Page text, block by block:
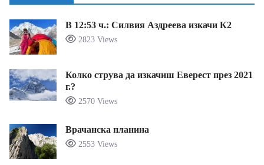
В 12:53 ч.: Силвия Аздреева изкачи К2
2823 Views
Колко струва да изкачиш Еверест през 2021
г.?
2570 Views
Врачанска планина
2553 Views